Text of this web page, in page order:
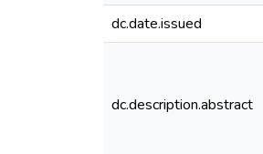
dc.date.issued
dc.description.abstract